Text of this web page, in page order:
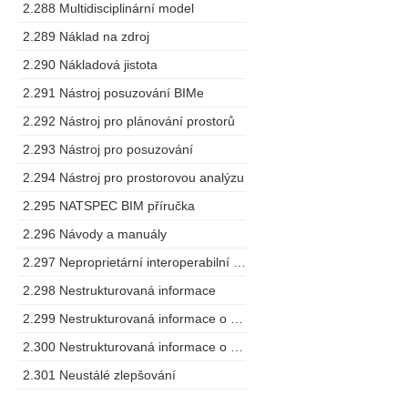
2.288 Multidisciplinární model
2.289 Náklad na zdroj
2.290 Nákladová jistota
2.291 Nástroj posuzování BIMe
2.292 Nástroj pro plánování prostorů
2.293 Nástroj pro posuzování
2.294 Nástroj pro prostorovou analýzu
2.295 NATSPEC BIM příručka
2.296 Návody a manuály
2.298 Nestrukturovaná informace
2.301 Neustálé zlepšování